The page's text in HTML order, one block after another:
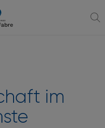
im